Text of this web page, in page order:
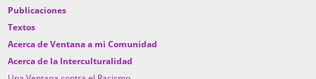
Publicaciones
Textos
Acerca de Ventana a mi Comunidad
Acerca de la Interculturalidad